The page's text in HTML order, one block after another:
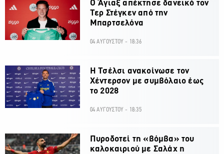
Ο Άγιαξ απέκτησε δανεικό τον
Τερ Στέγκεν από την
Μπαρτσελόνα
04 ΑΥΓΟΥΣΤΟΥ - 18:36
H Τσέλσι ανακοίνωσε τον
Χέντερσον με συμβόλαιο έως
το 2028
04 ΑΥΓΟΥΣΤΟΥ - 18:35
Πυροδοτεί τη «βόμβα» του
καλοκαιριού με Σαλάχ η